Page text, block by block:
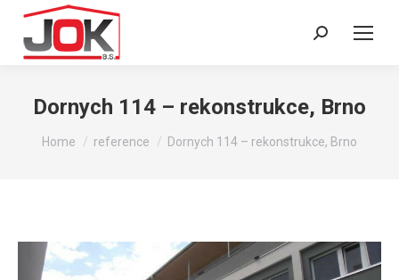
Search:
Dornych 114 – rekonstrukce, Brno
You are here:
Home reference Dornych 114 – rekonstrukce, Brno